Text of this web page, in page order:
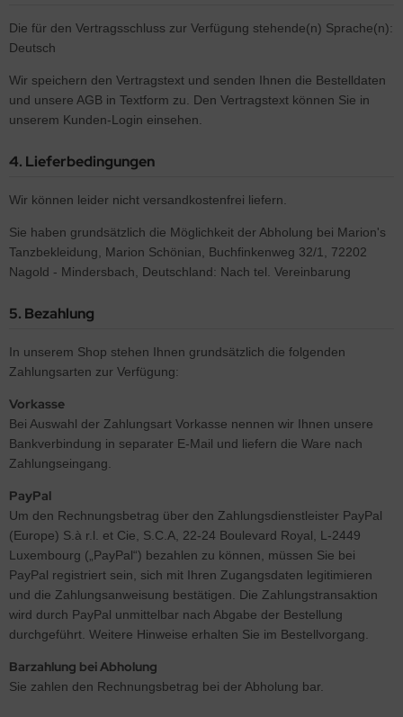
Die für den Vertragsschluss zur Verfügung stehende(n) Sprache(n):
Deutsch
Wir speichern den Vertragstext und senden Ihnen die Bestelldaten
und unsere AGB in Textform zu. Den Vertragstext können Sie in
unserem Kunden-Login einsehen.
4. Lieferbedingungen
Wir können leider nicht versandkostenfrei liefern.
Sie haben grundsätzlich die Möglichkeit der Abholung bei Marion's
Tanzbekleidung, Marion Schönian, Buchfinkenweg 32/1, 72202
Nagold - Mindersbach, Deutschland: Nach tel. Vereinbarung
5. Bezahlung
In unserem Shop stehen Ihnen grundsätzlich die folgenden
Zahlungsarten zur Verfügung:
Vorkasse
Bei Auswahl der Zahlungsart Vorkasse nennen wir Ihnen unsere
Bankverbindung in separater E-Mail und liefern die Ware nach
Zahlungseingang.
PayPal
Um den Rechnungsbetrag über den Zahlungsdienstleister PayPal
(Europe) S.à r.l. et Cie, S.C.A, 22-24 Boulevard Royal, L-2449
Luxembourg („PayPal“) bezahlen zu können, müssen Sie bei
PayPal registriert sein, sich mit Ihren Zugangsdaten legitimieren
und die Zahlungsanweisung bestätigen. Die Zahlungstransaktion
wird durch PayPal unmittelbar nach Abgabe der Bestellung
durchgeführt. Weitere Hinweise erhalten Sie im Bestellvorgang.
Barzahlung bei Abholung
Sie zahlen den Rechnungsbetrag bei der Abholung bar.